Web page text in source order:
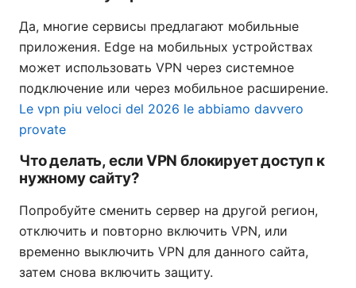
Да, многие сервисы предлагают мобильные
приложения. Edge на мобильных устройствах
может использовать VPN через системное
подключение или через мобильное расширение.
Le vpn piu veloci del 2026 le abbiamo davvero
provate
Что делать, если VPN блокирует доступ к
нужному сайту?
Попробуйте сменить сервер на другой регион,
отключить и повторно включить VPN, или
временно выключить VPN для данного сайта,
затем снова включить защиту.